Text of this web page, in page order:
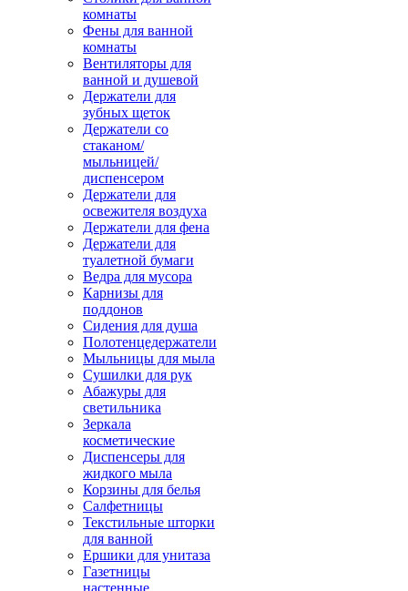
комнаты
Фены для ванной
комнаты
Вентиляторы для
ванной и душевой
Держатели для
зубных щеток
Держатели со
стаканом/
мыльницей/
диспенсером
Держатели для
освежителя воздуха
Держатели для фена
Держатели для
туалетной бумаги
Ведра для мусора
Карнизы для
поддонов
Сидения для душа
Полотенцедержатели
Мыльницы для мыла
Сушилки для рук
Абажуры для
светильника
Зеркала
косметические
Диспенсеры для
жидкого мыла
Корзины для белья
Салфетницы
Текстильные шторки
для ванной
Ершики для унитаза
Газетницы
настенные